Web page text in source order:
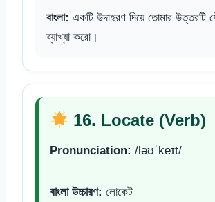
বাংলা: একটি উদাহরণ দিয়ে তোমার উত্তরটি
ব্যাখ্যা করো।
16. Locate (Verb)
Pronunciation: /ləʊˈkeɪt/
বাংলা উচ্চারণ: লোকেট